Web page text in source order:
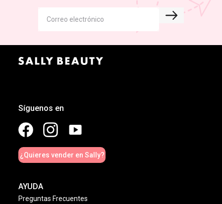
Síguenos en
¿Quieres vender en Sally?
AYUDA
Preguntas Frecuentes